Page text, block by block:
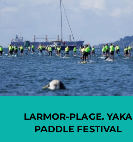
LARMOR-PLAGE. YAKA
PADDLE FESTIVAL